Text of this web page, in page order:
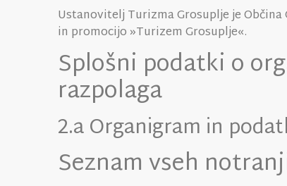
Ustanovitelj Turizma Grosuplje je
in promocijo »Turizem Grosuplje«.
Splošni podatki o
razpolaga
2.a Organigram in
Seznam vseh